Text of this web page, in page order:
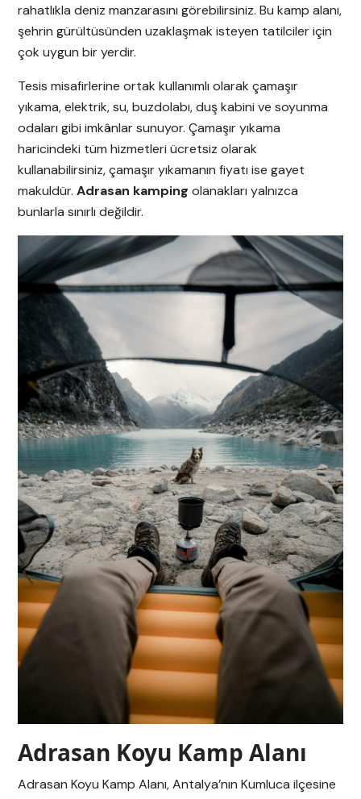
rahatlıkla deniz manzarasını görebilirsiniz. Bu kamp alanı,
şehrin gürültüsünden uzaklaşmak isteyen tatilciler için
çok uygun bir yerdir.
Tesis misafirlerine ortak kullanımlı olarak çamaşır
yıkama, elektrik, su, buzdolabı, duş kabini ve soyunma
odaları gibi imkânlar sunuyor. Çamaşır yıkama
haricindeki tüm hizmetleri ücretsiz olarak
kullanabilirsiniz, çamaşır yıkamanın fiyatı ise gayet
makuldür. Adrasan kamping olanakları yalnızca
bunlarla sınırlı değildir.
Adrasan Koyu Kamp Alanı
Adrasan Koyu Kamp Alanı, Antalya’nın Kumluca ilçesine